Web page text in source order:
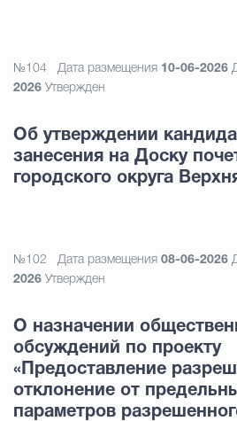
№104 Дата размещения 10-06-2026
2026 Утвержден
Об утверждении
занесения на Доску
городского округа
№102 Дата размещения 08-06-2026
2026 Утвержден
О назначении
обсуждений по проекту
«Предоставление
отклонение от
параметров